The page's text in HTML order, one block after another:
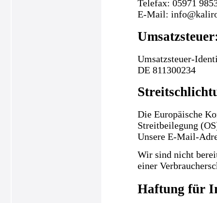
Telefax: 05971
E-Mail:
Umsatzsteuer-
DE 811300234
Die Europäische
Streitbeilegung
Unsere E-Mail-
Wir sind nicht
einer
Haftung für